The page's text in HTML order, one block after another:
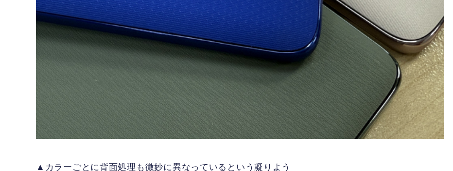
▲カラーごとに背面処理も微妙に異なっているという凝りよう